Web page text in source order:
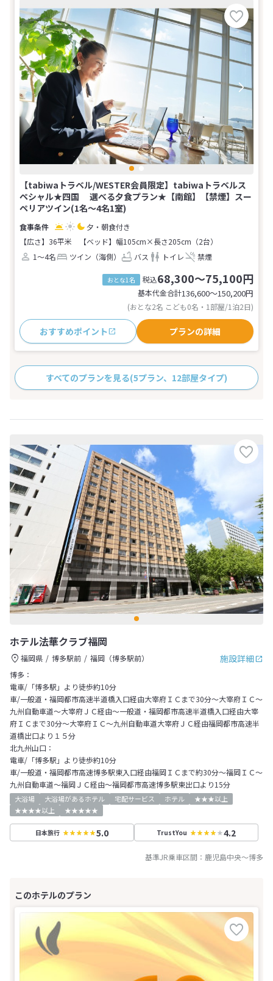
【tabiwaトラベル/WESTER会員限定】tabiwaトラベルス
ペシャル★四国 選べる夕食プラン★【南館】【禁煙】スー
ペリアツイン(1名～4名1室)
夕・朝食付き
【広さ】36平米
【ベッド】幅105cm×長さ205cm（2台）
1～4名
ツイン（海側） バス トイレ 禁煙
おとな1名 税込68,300～75,100円
基本代金合計136,600〜150,200円
(おとな2名 こども0名・1部屋/1泊2日)
おすすめポイント プランの詳細
すべてのプランを見る(5プラン、12部屋タイプ)
ホテル法華クラブ福岡
施設詳細
福岡県 博多駅前
福岡（博多駅前）
博多：
電車/「博多駅」より徒歩約10分
車/一般道・福岡都市高速半道橋入口経由大宰府ＩＣまで30分～大宰府ＩＣ～
九州自動車道～大宰府ＪＣ経由～一般道・福岡都市高速半道橋入口経由大宰
府ＩＣまで30分～大宰府ＩＣ～九州自動車道大宰府ＪＣ経由福岡都市高速半
道橋出口より１５分
北九州山口：
電車/「博多駅」より徒歩約10分
車/一般道・福岡都市高速博多駅東入口経由福岡ＩＣまで約30分～福岡ＩＣ～
九州自動車道～福岡ＪＣ経由～福岡都市高速博多駅東出口より15分
大浴場 大浴場があるホテル 宅配サービス ホテル
★★★以上
★★★★以上
★★★★★
日本旅行 5.0 TrustYou 4.2
基準JR乗車区間： 鹿児島中央～博多